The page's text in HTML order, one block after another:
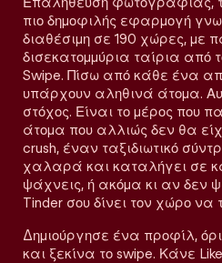
πιο δημοφιλής εφαρμογή
διαθέσιμη σε 190 χώρες, με
δισεκατομμύρια ταίρια από
Swipe. Πίσω από κάθε ένα
υπάρχουν αληθινά άτομα.
στόχος. Είναι το μέρος που
άτομα που αλλιώς δεν θα
crush, έναν ταξιδιωτικό
χαλαρά και καταλήγει σε
ψάχνεις, ή ακόμα κι αν δεν
Tinder σου δίνει τον χώρο
Δημιούργησε ένα προφίλ,
και ξεκίνα το swipe. Κάνε